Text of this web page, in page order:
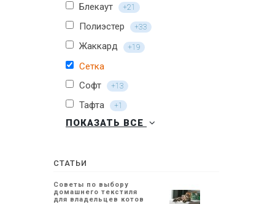
Блекаут +21
Полиэстер +33
Жаккард +19
Сетка
Софт
+13
Тафта +1
ПОКАЗАТЬ ВСЕ
СТАТЬИ
Советы по выбору
домашнего текстиля
для владельцев котов